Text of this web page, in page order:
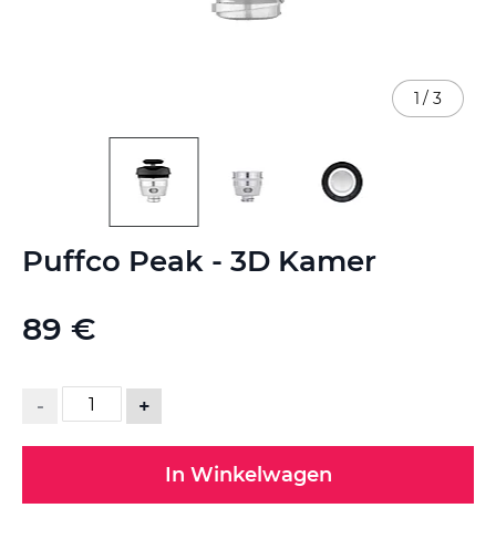
Puffco Peak - 3D Kamer
89 €
- +
In Winkelwagen
1 / 3
naar
van
gallerij